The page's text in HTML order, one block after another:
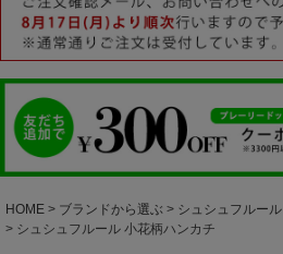
HOME ブランドから選ぶ
シュシュフルール
シュシュフルール 小花柄ハンカチ